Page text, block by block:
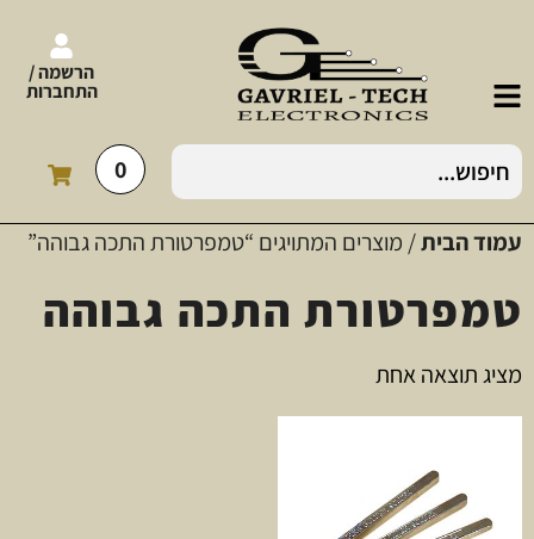
הרשמה /
התחברות
0
עמוד הבית/ מוצרים המתויגים “טמפרטורת התכה גבוהה”
טמפרטורת התכה גבוהה
מציג תוצאה אחת